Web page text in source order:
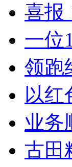
喜报
一位
领跑
以红
业务
古田